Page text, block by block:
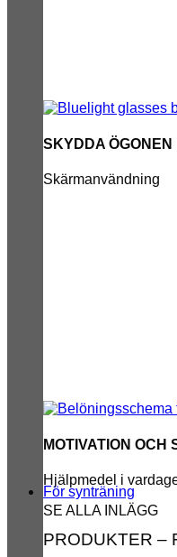
SKYDDA
Skärmanvändning
MOTIVATION OCH
Hjälpmedel i
SE ALLA INLÄGG
För synträning
PRODUKTER –